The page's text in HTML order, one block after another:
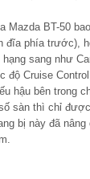
Mazda BT-50
đĩa phía trước),
sang như
độ Cruise
hậu bên trong
sàn thì chỉ
bị này đã